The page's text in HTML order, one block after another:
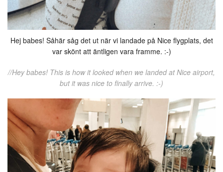
Hej babes! Såhär såg det ut när vi landade på Nice flygplats, det
var skönt att äntligen vara framme. :-)
//Hey babes! This is how it looked when we landed at Nice airport,
but it was nice to finally arrive. :-)